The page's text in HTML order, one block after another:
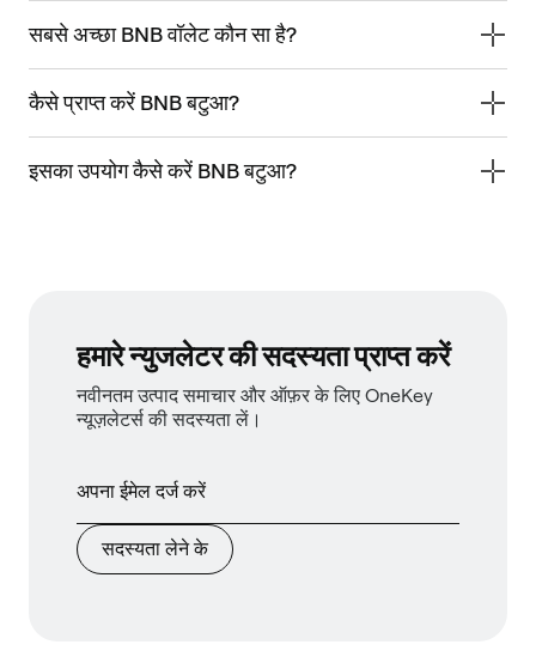
सबसे अच्छा BNB वॉलेट कौन सा है?
कैसे प्राप्त करें BNB बटुआ?
इसका उपयोग कैसे करें BNB बटुआ?
हमारे न्युजलेटर की सदस्यता प्राप्त करें
नवीनतम उत्पाद समाचार और ऑफ़र के लिए OneKey
न्यूज़लेटर्स की सदस्यता लें।
सदस्यता लेने के